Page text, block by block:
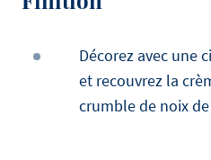
Décorez avec une
et recouvrez la
crumble de noix